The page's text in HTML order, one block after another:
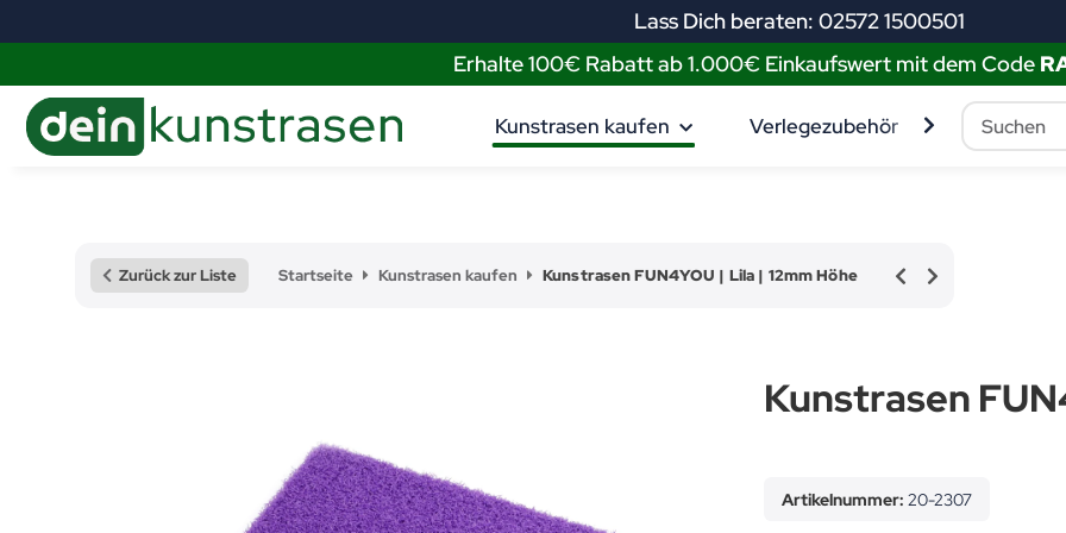
Lass Dich beraten: 02572 1500501
Erhalte 100€ Rabatt ab 1.000€ Einkaufswert mit dem Code
Kunstrasen kaufen Verlegezubehör Muster
Zurück zur Liste Startseite Kunstrasen kaufen Kunstrasen FUN4YOU | Lila | 12mm Höhe
Kunstrasen
Artikelnummer: 20-2307